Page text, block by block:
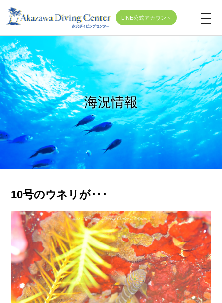
LINE公式アカウント
t
o
g
e
n
a
v
o
n
海況情報
10号のウネリが･･･